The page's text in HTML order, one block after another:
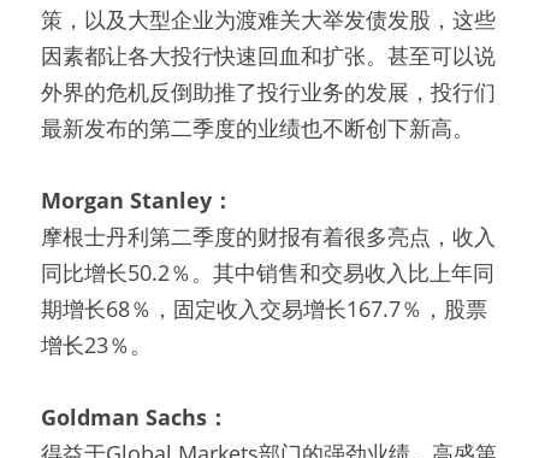
策，以及大型企业为渡难关大举发债发股，这些
因素都让各大投行快速回血和扩张。甚至可以说
外界的危机反倒助推了投行业务的发展，投行们
最新发布的第二季度的业绩也不断创下新高。
Morgan Stanley：
摩根士丹利第二季度的财报有着很多亮点，收入
同比增长50.2％。其中销售和交易收入比上年同
期增长68％，固定收入交易增长167.7％，股票
增长23％。
Goldman Sachs：